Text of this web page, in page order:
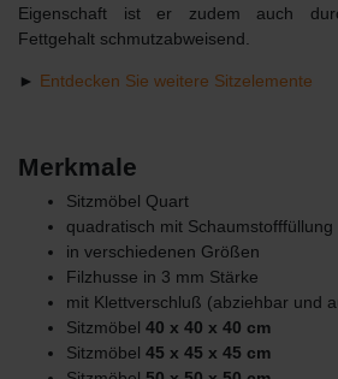
Eigenschaft ist er zudem auch
Fettgehalt schmutzabweisend.
► Entdecken Sie weitere Sitzelemente
Merkmale
Sitzmöbel Quart
quadratisch mit Schaumstofffüllung
in verschiedenen Größen
Filzhusse in 3 mm Stärke
mit Klettverschluß (abziehbar und
Sitzmöbel 40 x 40 x 40 cm
Sitzmöbel 45 x 45 x 45 cm